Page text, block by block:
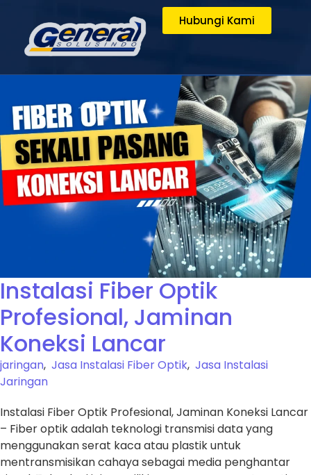
Hubungi Kami
Instalasi Fiber Optik
Profesional, Jaminan
Koneksi Lancar
jaringan, Jasa Instalasi Fiber Optik, Jasa Instalasi
Jaringan
Instalasi Fiber Optik Profesional, Jaminan Koneksi Lancar
– Fiber optik adalah teknologi transmisi data yang
menggunakan serat kaca atau plastik untuk
mentransmisikan cahaya sebagai media penghantar